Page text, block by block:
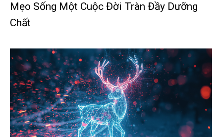
Mẹo Sống Một Cuộc Đời Tràn Đầy Dưỡng
Chất